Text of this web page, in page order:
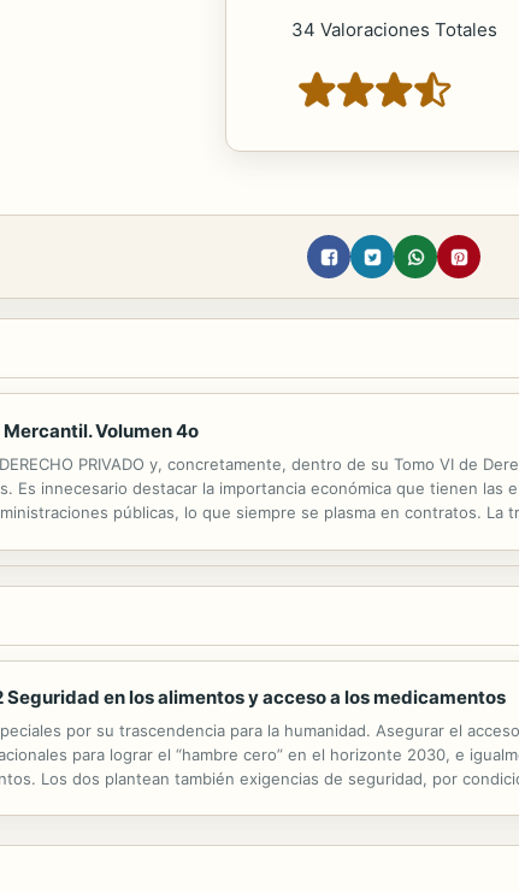
34 Valoraciones Totales
Volumen 4o
PRIVADO y, concretamente, dentro de su Tomo VI de
Es innecesario destacar la importancia económica que tienen las
públicas, lo que siempre se plasma en contratos. La
en los alimentos y acceso a los medicamentos
por su trascendencia para la humanidad. Asegurar el
para lograr el “hambre cero” en el horizonte 2030, e
Los dos plantean también exigencias de seguridad, por